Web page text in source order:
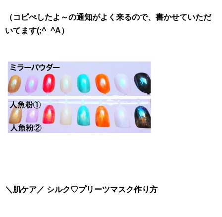
（コピぺしたよ～の通知がよく来るので、書かせていただ
いてます(;^_^A）
＼肌ケア／ シルク♡プリーツマスク作り方